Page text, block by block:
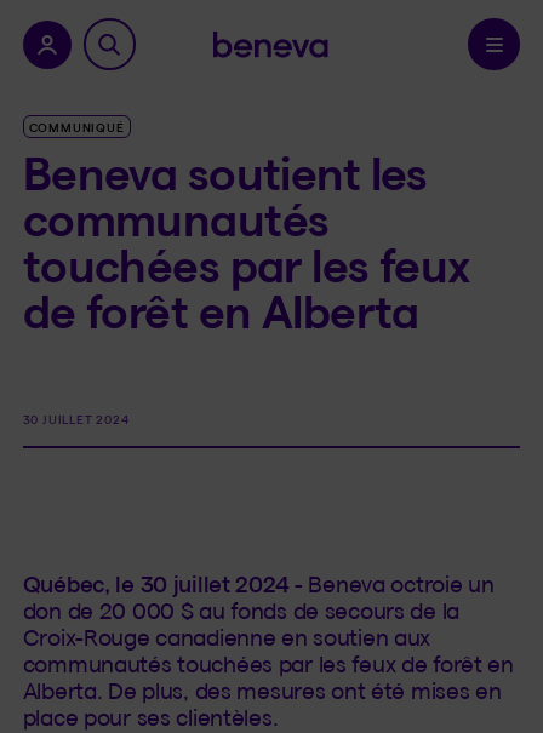
province.Confirmer
COMMUNIQUÉ
Beneva soutient les
communautés
touchées par les feux
de forêt en Alberta
30 JUILLET 2024
Québec, le 30 juillet 2024 - Beneva octroie un
don de 20 000 $ au fonds de secours de la
Croix-Rouge canadienne en soutien aux
communautés touchées par les feux de forêt en
Alberta. De plus, des mesures ont été mises en
place pour ses clientèles.